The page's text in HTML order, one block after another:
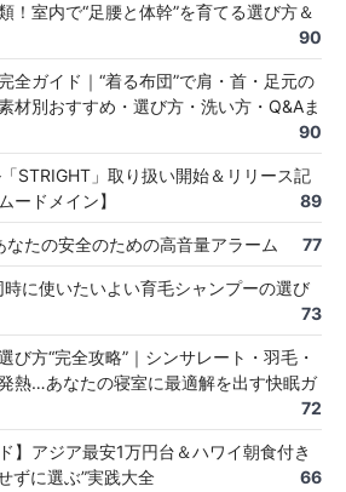
！室内で“足腰と体幹”を育てる選び方＆
90
全ガイド｜“着る布団”で肩・首・足元の
材別おすすめ・選び方・洗い方・Q&Aま
90
STRIGHT」取り扱い開始＆リリース記
ードメイン】
89
たの安全のための高音量アラーム 77
に使いたいよい育毛シャンプーの選び
73
び方“完全攻略”｜シンサレート・羽毛・
熱…あなたの寝室に最適解を出す快眠ガ
72
】アジア最安1万円台＆ハワイ朝食付き
ずに選ぶ”実践大全
66